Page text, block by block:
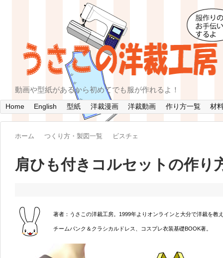
動画や型紙があるから初めてでも服が作れるよ！
Home English 型紙 洋裁漫画 洋裁動画 作り方一覧 材
ホーム つくり方・製図一覧 ビスチェ
肩ひも付きコルセットの作り
著者：うさこの洋裁工房。1999年よりオンラインと大分で洋裁を教
チームパンク＆クラシカルドレス、コスプレ衣装基礎BOOK著。